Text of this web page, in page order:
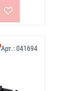
Арт.:041694